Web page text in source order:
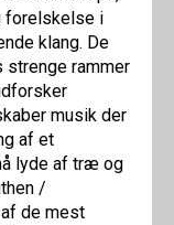
forelskelse i
klang. De
strenge rammer
musik der
af et
lyde af træ og
/
de mest